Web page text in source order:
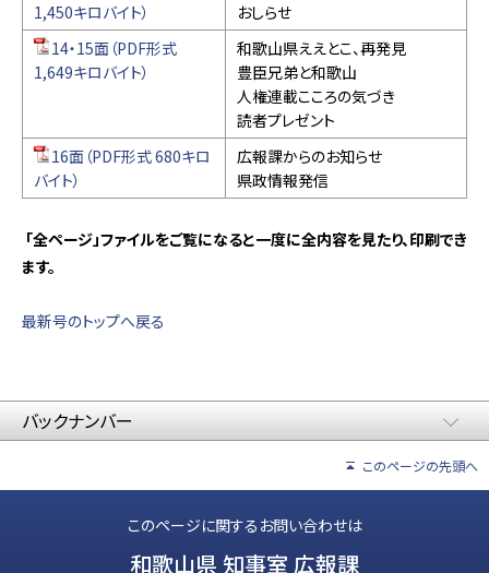
1,450キロバイト）
おしらせ
14・15面（PDF形式
1,649キロバイト）
和歌山県ええとこ、再発見
豊臣兄弟と和歌山
人権連載こころの気づき
読者プレゼント
16面（PDF形式 680キロ
バイト）
広報課からのお知らせ
県政情報発信
「全ページ」ファイルをご覧になると一度に全内容を見たり、印刷でき
ます。
最新号のトップへ戻る
バックナンバー
このページの先頭へ
このページに関するお問い合わせは
和歌山県 知事室 広報課